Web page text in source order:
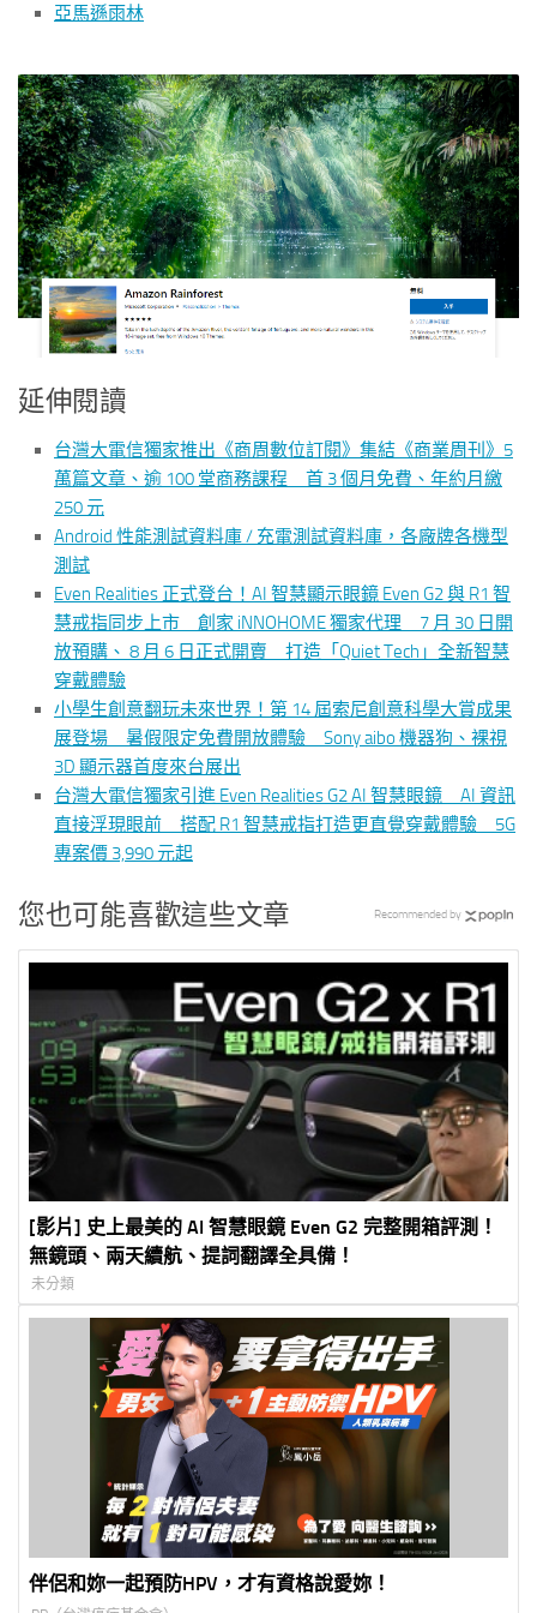
亞馬遜雨林
延伸閱讀
台灣大電信獨家推出《商周數位訂閱》集結《商業周刊》5
萬篇文章、逾 100 堂商務課程 首 3 個月免費、年約月繳
250 元
Android 性能測試資料庫 / 充電測試資料庫，各廠牌各機型
測試
Even Realities 正式登台！AI 智慧顯示眼鏡 Even G2 與 R1 智
慧戒指同步上市 創家 iNNOHOME 獨家代理 7 月 30 日開
放預購、 8 月 6 日正式開賣 打造「Quiet Tech」全新智慧
穿戴體驗
小學生創意翻玩未來世界！第 14 屆索尼創意科學大賞成果
展登場 暑假限定免費開放體驗 Sony aibo 機器狗、裸視
3D 顯示器首度來台展出
台灣大電信獨家引進 Even Realities G2 AI 智慧眼鏡 AI 資訊
直接浮現眼前 搭配 R1 智慧戒指打造更直覺穿戴體驗 5G
專案價 3,990 元起
您也可能喜歡這些文章
[影片] 史上最美的 AI 智慧眼鏡 Even G2 完整開箱評測！
無鏡頭、兩天續航、提詞翻譯全具備！
未分類
伴侶和妳一起預防HPV，才有資格說愛妳！
Recommended by